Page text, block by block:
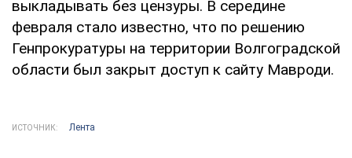
выкладывать без цензуры. В середине
февраля стало известно, что по решению
Генпрокуратуры на территории Волгоградской
области был закрыт доступ к сайту Мавроди.
ИСТОЧНИК: Лента